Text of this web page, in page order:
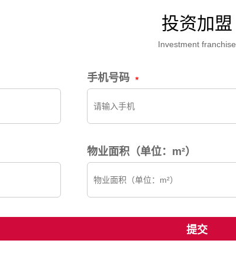
投资加盟
Investment franchise
手机号码
物业面积（单位：m²）